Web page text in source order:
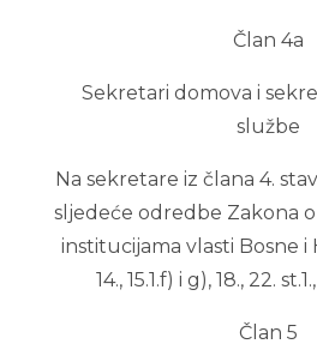
Član 4a
Sekretari domova i
službe
Na sekretare iz člana 4.
sljedeće odredbe Zakona
institucijama vlasti Bosne i
14., 15.1.f) i g), 18., 22.
Član 5